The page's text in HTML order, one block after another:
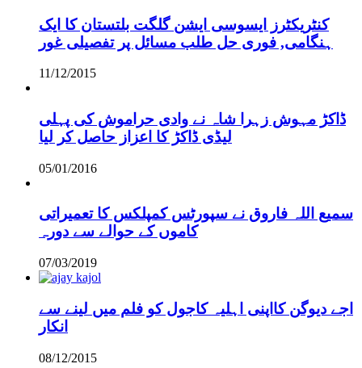
کنٹریکٹرز ایسوسی ایشن گلگت بلتستان کا ایک
ہنگامی, فوری حل طلب مسائل پر تفصیلی غور
11/12/2015
ڈاکڑ مہوش زہرا شاہ نے وادی حراموش کی پہلی
لیڈی ڈاکڑ کا اعزاز حاصل کر لیا
05/01/2016
سمیع اللہ فاروق نے سپورٹس کمپلکس کا تعمیراتی
کاموں کے حوالے سے دورہ
07/03/2019
اجے دیوگن کااپنی اہلیہ کاجول کو فلم میں لینے سے
انکار
08/12/2015